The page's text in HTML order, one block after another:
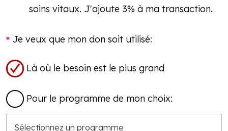
soins vitaux. J'ajoute 3% à ma transaction.
Je veux que mon don soit utilisé:
Là où le besoin est le plus grand
Pour le programme de mon choix: